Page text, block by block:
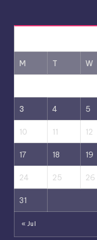
M T W
3 4 5
10 11 12
17 18 19
24 25 26
31
« Jul